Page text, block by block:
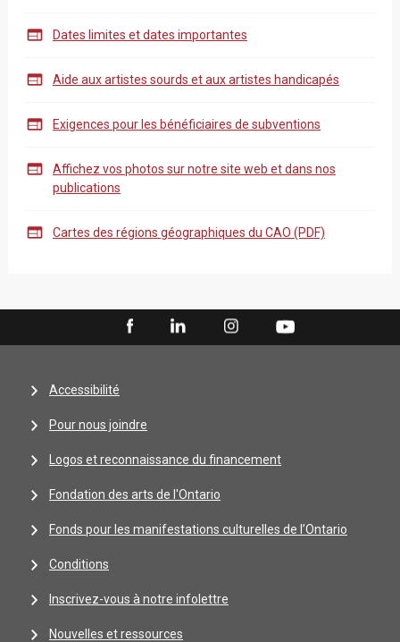
 Dates limites et dates importantes
 Aide aux artistes sourds et aux artistes handicapés
 Exigences pour les bénéficiaires de subventions

Affichez vos photos sur notre site web et dans nos
publications
 Cartes des régions géographiques du CAO (PDF)
Accessibilité
Pour nous joindre
Logos et reconnaissance du financement
Fondation des arts de l'Ontario
Fonds pour les manifestations culturelles de l’Ontario
Conditions
Inscrivez-vous à notre infolettre
Nouvelles et ressources